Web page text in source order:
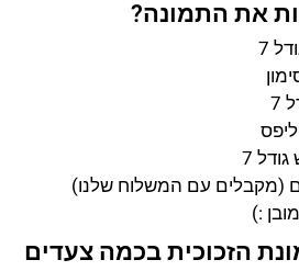
את התמונה?
7
(מקבלים עם המשלוח שלנו)
:)
הזכוכית בכמה צעדים